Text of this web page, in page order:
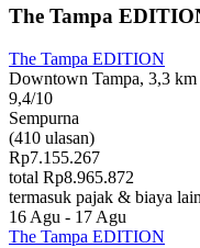
The Tampa
The Tampa EDITION
Downtown Tampa, 3,3
9,4/10
Sempurna
(410 ulasan)
Rp7.155.267
total Rp8.965.872
termasuk pajak & biaya
16 Agu - 17 Agu
The Tampa EDITION